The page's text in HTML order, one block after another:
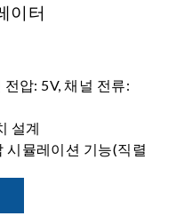
이터
압: 5V, 채널 전류:
설계
시뮬레이션 기능(직렬